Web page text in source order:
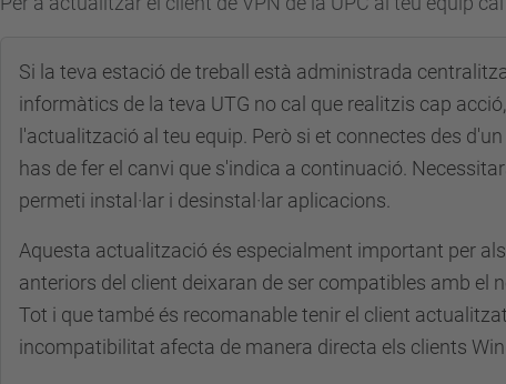
Si la teva estació de treball està administrada
informàtics de la teva UTG no cal que realitzis cap
l'actualització al teu equip. Però si et connectes des
has de fer el canvi que s'indica a continuació.
permeti instal·lar i desinstal·lar aplicacions.
Aquesta actualització és especialment important per
anteriors del client deixaran de ser compatibles amb el
Tot i que també és recomanable tenir el client
incompatibilitat afecta de manera directa els clients